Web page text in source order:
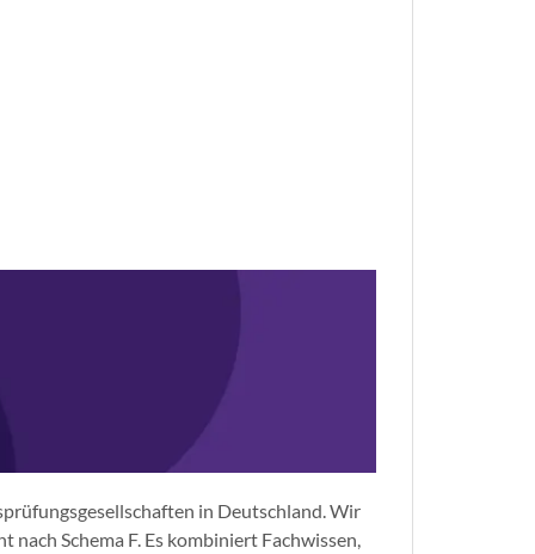
in Deutschland. Wir
Schema F. Es kombiniert Fachwissen,